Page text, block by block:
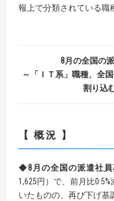
報上で分類されている職
8月の全国の
～「ＩＴ系」職種、全
割
【 概況 】
◆8月の全国の派遣社員
1,625円）で、前月比
いたものの、再び下げ基